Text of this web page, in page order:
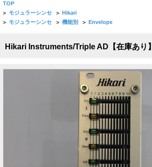
TOP
> モジュラーシンセ > Hikari
> モジュラーシンセ > 機能別 > Envelope
Hikari Instruments/Triple AD【在庫あり】